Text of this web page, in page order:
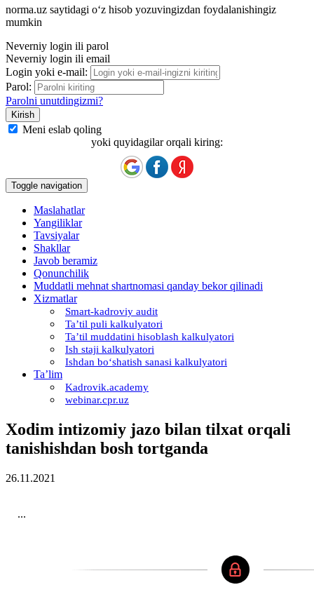
norma.uz saytidagi oʻz hisob yozuvingizdan foydalanishingiz
mumkin
Neverniy login ili parol
Neverniy login ili email
Login yoki e-mail:
Parol:
Parolni unutdingizmi?
Meni eslab qoling
yoki quyidagilar orqali kiring:
Toggle navigation
Maslahatlar
Yangiliklar
Tavsiyalar
Shakllar
Javob beramiz
Qonunchilik
Muddatli mehnat shartnomasi qanday bekor qilinadi
Xizmatlar
Smart-kadroviy audit
Ta’til puli kalkulyatori
Ta’til muddatini hisoblash kalkulyatori
Ish staji kalkulyatori
Ishdan boʻshatish sanasi kalkulyatori
Ta’lim
Kadrovik.academy
webinar.cpr.uz
Xodim intizomiy jazo bilan tilхat orqali
tanishishdan bosh tortganda
26.11.2021
...